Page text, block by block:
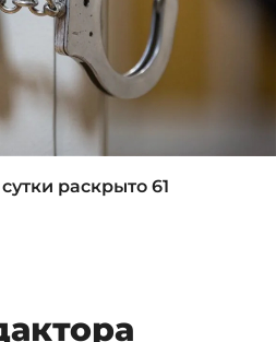
раскрыто 61